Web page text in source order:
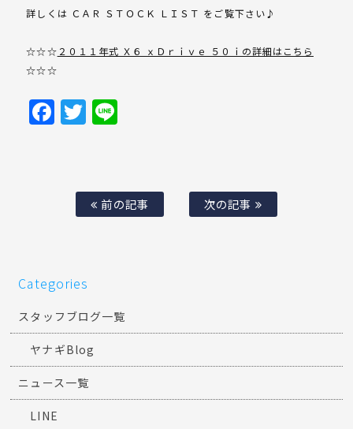
詳しくは ＣＡＲ ＳＴＯＣＫ ＬＩＳＴ をご覧下さい♪
☆☆☆ ２０１１年式 Ｘ６ ｘＤｒｉｖｅ ５０ｉの詳細はこちら
☆☆☆
Facebook
Twitter
前の記事 次の記事
Categories
スタッフブログ一覧
ヤナギBlog
ニュース一覧
LINE